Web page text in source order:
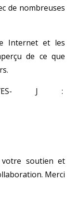
de nombreuses
Internet et les
de ce que
J :
votre soutien et
Merci